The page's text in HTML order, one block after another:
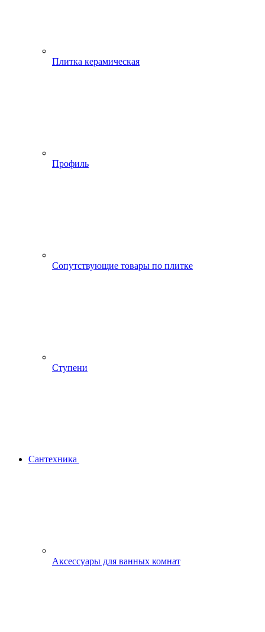
Плитка керамическая
Профиль
Сопутствующие товары по плитке
Ступени
Сантехника
Аксессуары для ванных комнат